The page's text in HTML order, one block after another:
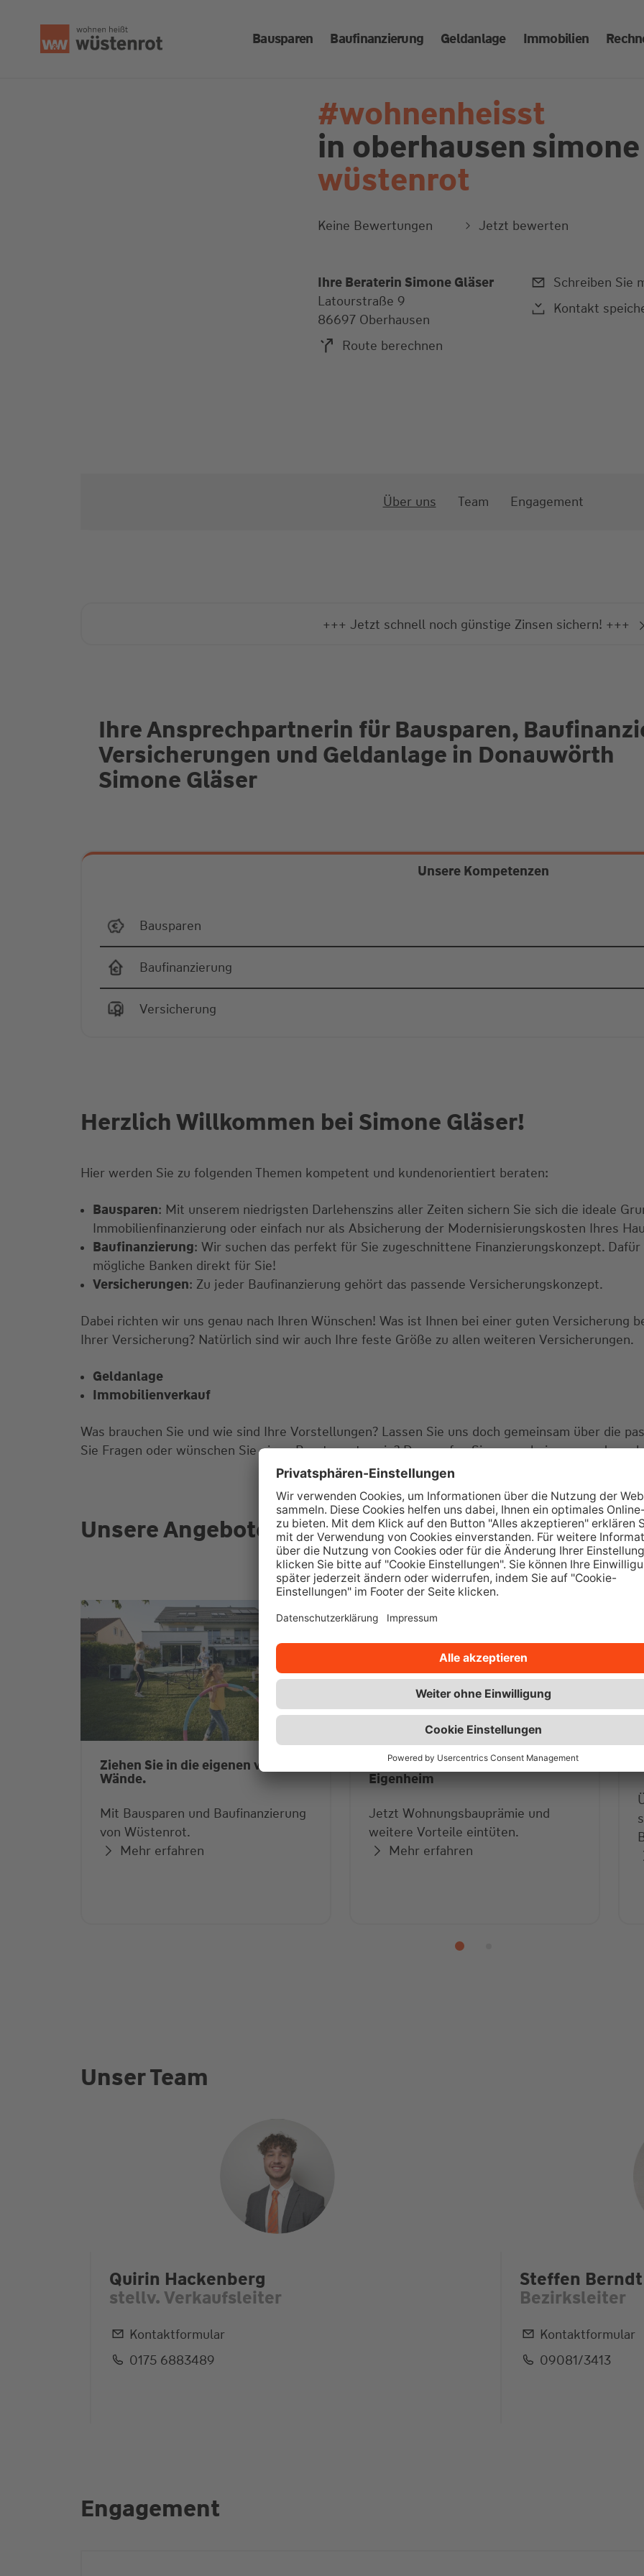
Bausparen Baufinanzierung Geldanlage Immobilien
#wohnenheisst
in oberhausen
wüstenrot
Keine Bewertungen Jetzt bewerten
Ihre Beraterin Simone Gläser
Latourstraße 9
86697 Oberhausen
Route berechnen
Schreiben Sie
Kontakt
Über uns Team Engagement
+++ Jetzt schnell noch günstige Zinsen sichern! +++
Ihre Ansprechpartnerin für Bausparen,
Versicherungen und Geldanlage in Donauwörth
Simone Gläser
Unsere Kompetenzen
Bausparen
Baufinanzierung
Versicherung
Herzlich Willkommen bei Simone Gläser!
Hier werden Sie zu folgenden Themen kompetent und kundenorientiert beraten:
Bausparen: Mit unserem niedrigsten Darlehenszins aller Zeiten sichern Sie sich die ideale
Immobilienfinanzierung oder einfach nur als Absicherung der Modernisierungskosten Ihres
Baufinanzierung: Wir suchen das perfekt für Sie zugeschnittene Finanzierungskonzept.
mögliche Banken direkt für Sie!
Versicherungen: Zu jeder Baufinanzierung gehört das passende Versicherungskonzept.
Dabei richten wir uns genau nach Ihren Wünschen! Was ist Ihnen bei einer guten Versicherung
Ihrer Versicherung? Natürlich sind wir auch Ihre feste Größe zu allen weiteren Versicherungen.
Geldanlage
Immobilienverkauf
Was brauchen Sie und wie sind Ihre Vorstellungen? Lassen Sie uns doch gemeinsam über die
Sie Fragen oder wünschen Sie einen Beratungstermin? Dann rufen Sie gerne bei uns an oder
Unsere Angebote für Sie
Ziehen Sie in die eigenen vier
Wände.
Mit Bausparen und Baufinanzierung
von Wüstenrot.
Mehr erfahren
Mit mehr Eigenkapital ins
Eigenheim
Jetzt Wohnungsbauprämie und
weitere Vorteile eintüten.
Mehr erfahren
Unser Team
Quirin Hackenberg
stellv. Verkaufsleiter
Kontaktformular
0175 6883489
Steffen Berndt
Bezirksleiter
Kontaktformular
09081/3413
Engagement